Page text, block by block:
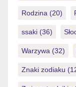
Rodzina (20)
ssaki (36)
Warzywa (32)
Znaki zodiaku